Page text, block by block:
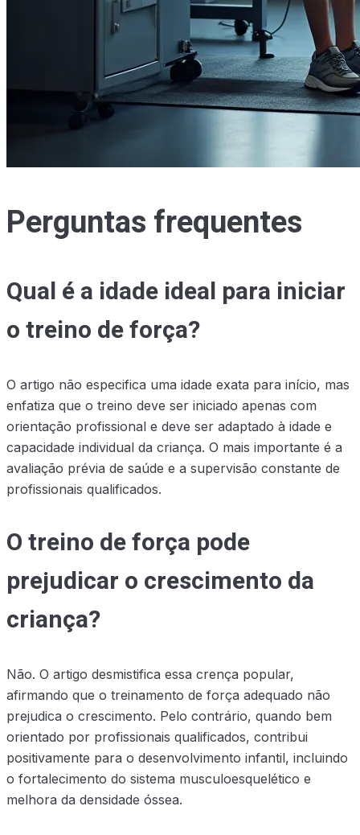
Perguntas frequentes
Qual é a idade ideal para iniciar
o treino de força?
O artigo não especifica uma idade exata para início, mas
enfatiza que o treino deve ser iniciado apenas com
orientação profissional e deve ser adaptado à idade e
capacidade individual da criança. O mais importante é a
avaliação prévia de saúde e a supervisão constante de
profissionais qualificados.
O treino de força pode
prejudicar o crescimento da
criança?
Não. O artigo desmistifica essa crença popular,
afirmando que o treinamento de força adequado não
prejudica o crescimento. Pelo contrário, quando bem
orientado por profissionais qualificados, contribui
positivamente para o desenvolvimento infantil, incluindo
o fortalecimento do sistema musculoesquelético e
melhora da densidade óssea.